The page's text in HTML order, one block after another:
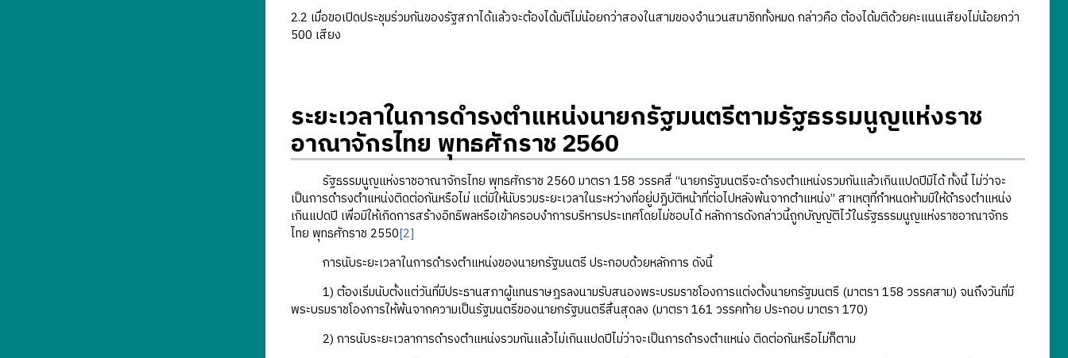
2.2 เมื่อขอเปิดประชุมร่วมกันของรัฐสภาได้แล้วจะต้องได้มติไม่น้อยกว่าสองในสามของจำนวนสมาชิกทั้งหมด กล่าวคือ ต้องได้มติด้วยคะแนนเสียงไม่น้อยกว่า
500 เสียง
ระยะเวลาในการดำรงตำแหน่งนายกรัฐมนตรีตามรัฐธรรมนูญแห่งราช
อาณาจักรไทย พุทธศักราช 2560
รัฐธรรมนูญแห่งราชอาณาจักรไทย พุทธศักราช 2560 มาตรา 158 วรรคสี่ “นายกรัฐมนตรีจะดำรงตำแหน่งรวมกันแล้วเกินแปดปีมิได้ ทั้งนี้ ไม่ว่าจะ
เป็นการดำรงตำแหน่งติดต่อกันหรือไม่ แต่มิให้นับรวมระยะเวลาในระหว่างที่อยู่ปฏิบัติหน้าที่ต่อไปหลังพ้นจากตำแหน่ง” สาเหตุที่กำหนดห้ามมิให้ดำรงตำแหน่ง
เกินแปดปี เพื่อมิให้เกิดการสร้างอิทธิพลหรือเข้าครอบงำการบริหารประเทศโดยไม่ชอบได้ หลักการดังกล่าวนี้ถูกบัญญัติไว้ในรัฐธรรมนูญแห่งราชอาณาจักร
ไทย พุทธศักราช 2550[2]
การนับระยะเวลาในการดำรงตำแหน่งของนายกรัฐมนตรี ประกอบด้วยหลักการ ดังนี้
1) ต้องเริ่มนับตั้งแต่วันที่มีประธานสภาผู้แทนราษฎรลงนามรับสนองพระบรมราชโองการแต่งตั้งนายกรัฐมนตรี (มาตรา 158 วรรคสาม) จนถึงวันที่มี
พระบรมราชโองการให้พ้นจากความเป็นรัฐมนตรีของนายกรัฐมนตรีสิ้นสุดลง (มาตรา 161 วรรคท้าย ประกอบ มาตรา 170)
2) การนับระยะเวลาการดำรงตำแหน่งรวมกันแล้วไม่เกินแปดปีไม่ว่าจะเป็นการดำรงตำแหน่ง ติดต่อกันหรือไม่ก็ตาม